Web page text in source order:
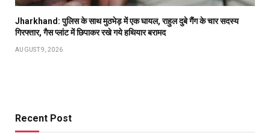
Jharkhand: पुलिस के साथ मुठभेड़ में एक घायल, राहुल दुबे गैंग के चार सदस्य
गिरफ्तार, गैस प्लांट में छिपाकर रखे गये हथियार बरामद
AUGUST 9, 2026
Recent Post